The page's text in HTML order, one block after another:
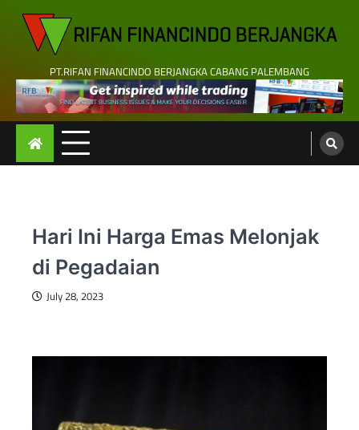
content
PT.RIFAN FINANCINDO BERJANGKA CABANG PALEMBANG
Hari Ini Harga Emas Melonjak
di Pegadaian
July 28, 2023